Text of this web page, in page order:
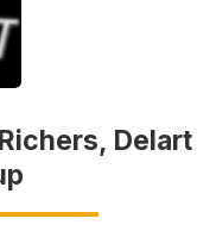
Delart